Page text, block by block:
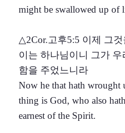
might be swallowed up of
△2Cor.고후5:5 이제 그
이는 하나님이니 그가
함을 주었느니라
Now he that hath wrought
thing is God, who also
earnest of the Spirit.